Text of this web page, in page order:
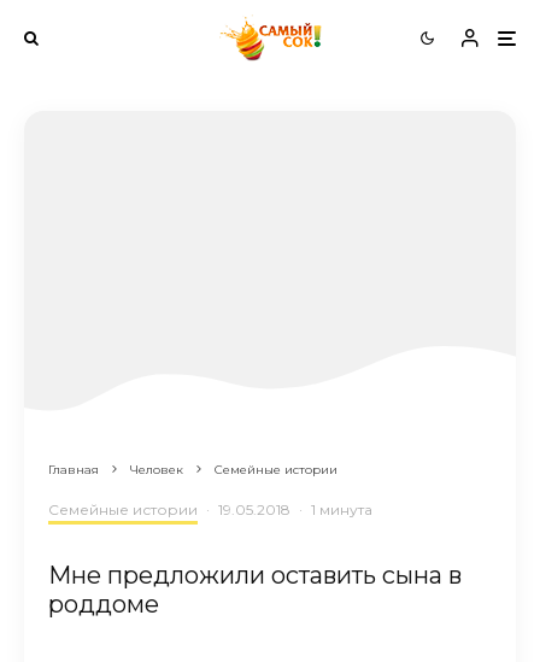
Главная Человек Семейные истории
Семейные истории · 19.05.2018 · 1 минута
Мне предложили оставить сына в
роддоме